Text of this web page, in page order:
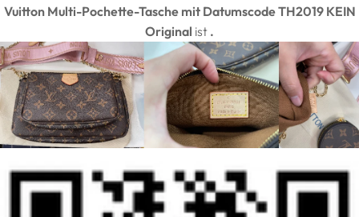
Vuitton Multi-Pochette-Tasche mit Datumscode TH2019 KEIN
Original ist .